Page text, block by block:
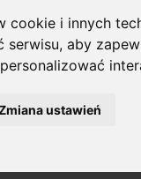
cookie i innych
serwisu,aby
ustawień